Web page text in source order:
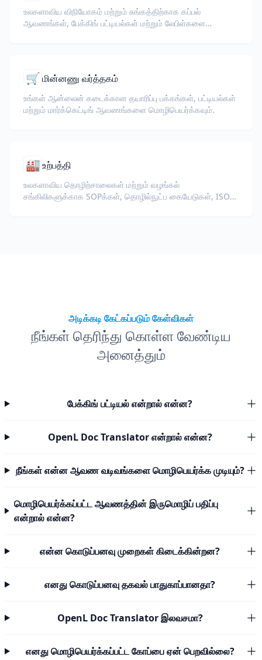
உலகளாவிய விநியோகம் மற்றும் சுங்கத்திற்காக கப்பல்
ஆவணங்கள், பேக்கிங் பட்டியல்கள் மற்றும் லேபிள்களை
🛒மின்னணு வர்த்தகம்
உங்கள் ஆன்லைன் கடைக்கான தயாரிப்பு பக்கங்கள், பட்டியல்கள்
மற்றும் மார்க்கெட்டிங் ஆவணங்களை மொழிபெயர்க்கவும்.
🏭உற்பத்தி
உலகளாவிய தொழிற்சாலைகள் மற்றும் வழங்கல்
சங்கிலிகளுக்காக SOPக்கள், தொழில்நுட்ப கையேடுகள், ISO
அடிக்கடி கேட்கப்படும் கேள்விகள்
நீங்கள் தெரிந்து கொள்ள வேண்டிய
அனைத்தும்
பேக்கிங் பட்டியல் என்றால் என்ன?
OpenL Doc Translator என்றால் என்ன?
நீங்கள் என்ன ஆவண வடிவங்களை மொழிபெயர்க்க முடியும்?
மொழிபெயர்க்கப்பட்ட ஆவணத்தின் இருமொழிப் பதிப்பு
என்றால் என்ன?
என்ன கொடுப்பனவு முறைகள் கிடைக்கின்றன?
எனது கொடுப்பனவு தகவல் பாதுகாப்பானதா?
OpenL Doc Translator இலவசமா?
எனது மொழிபெயர்க்கப்பட்ட கோப்பை ஏன் பெறவில்லை?